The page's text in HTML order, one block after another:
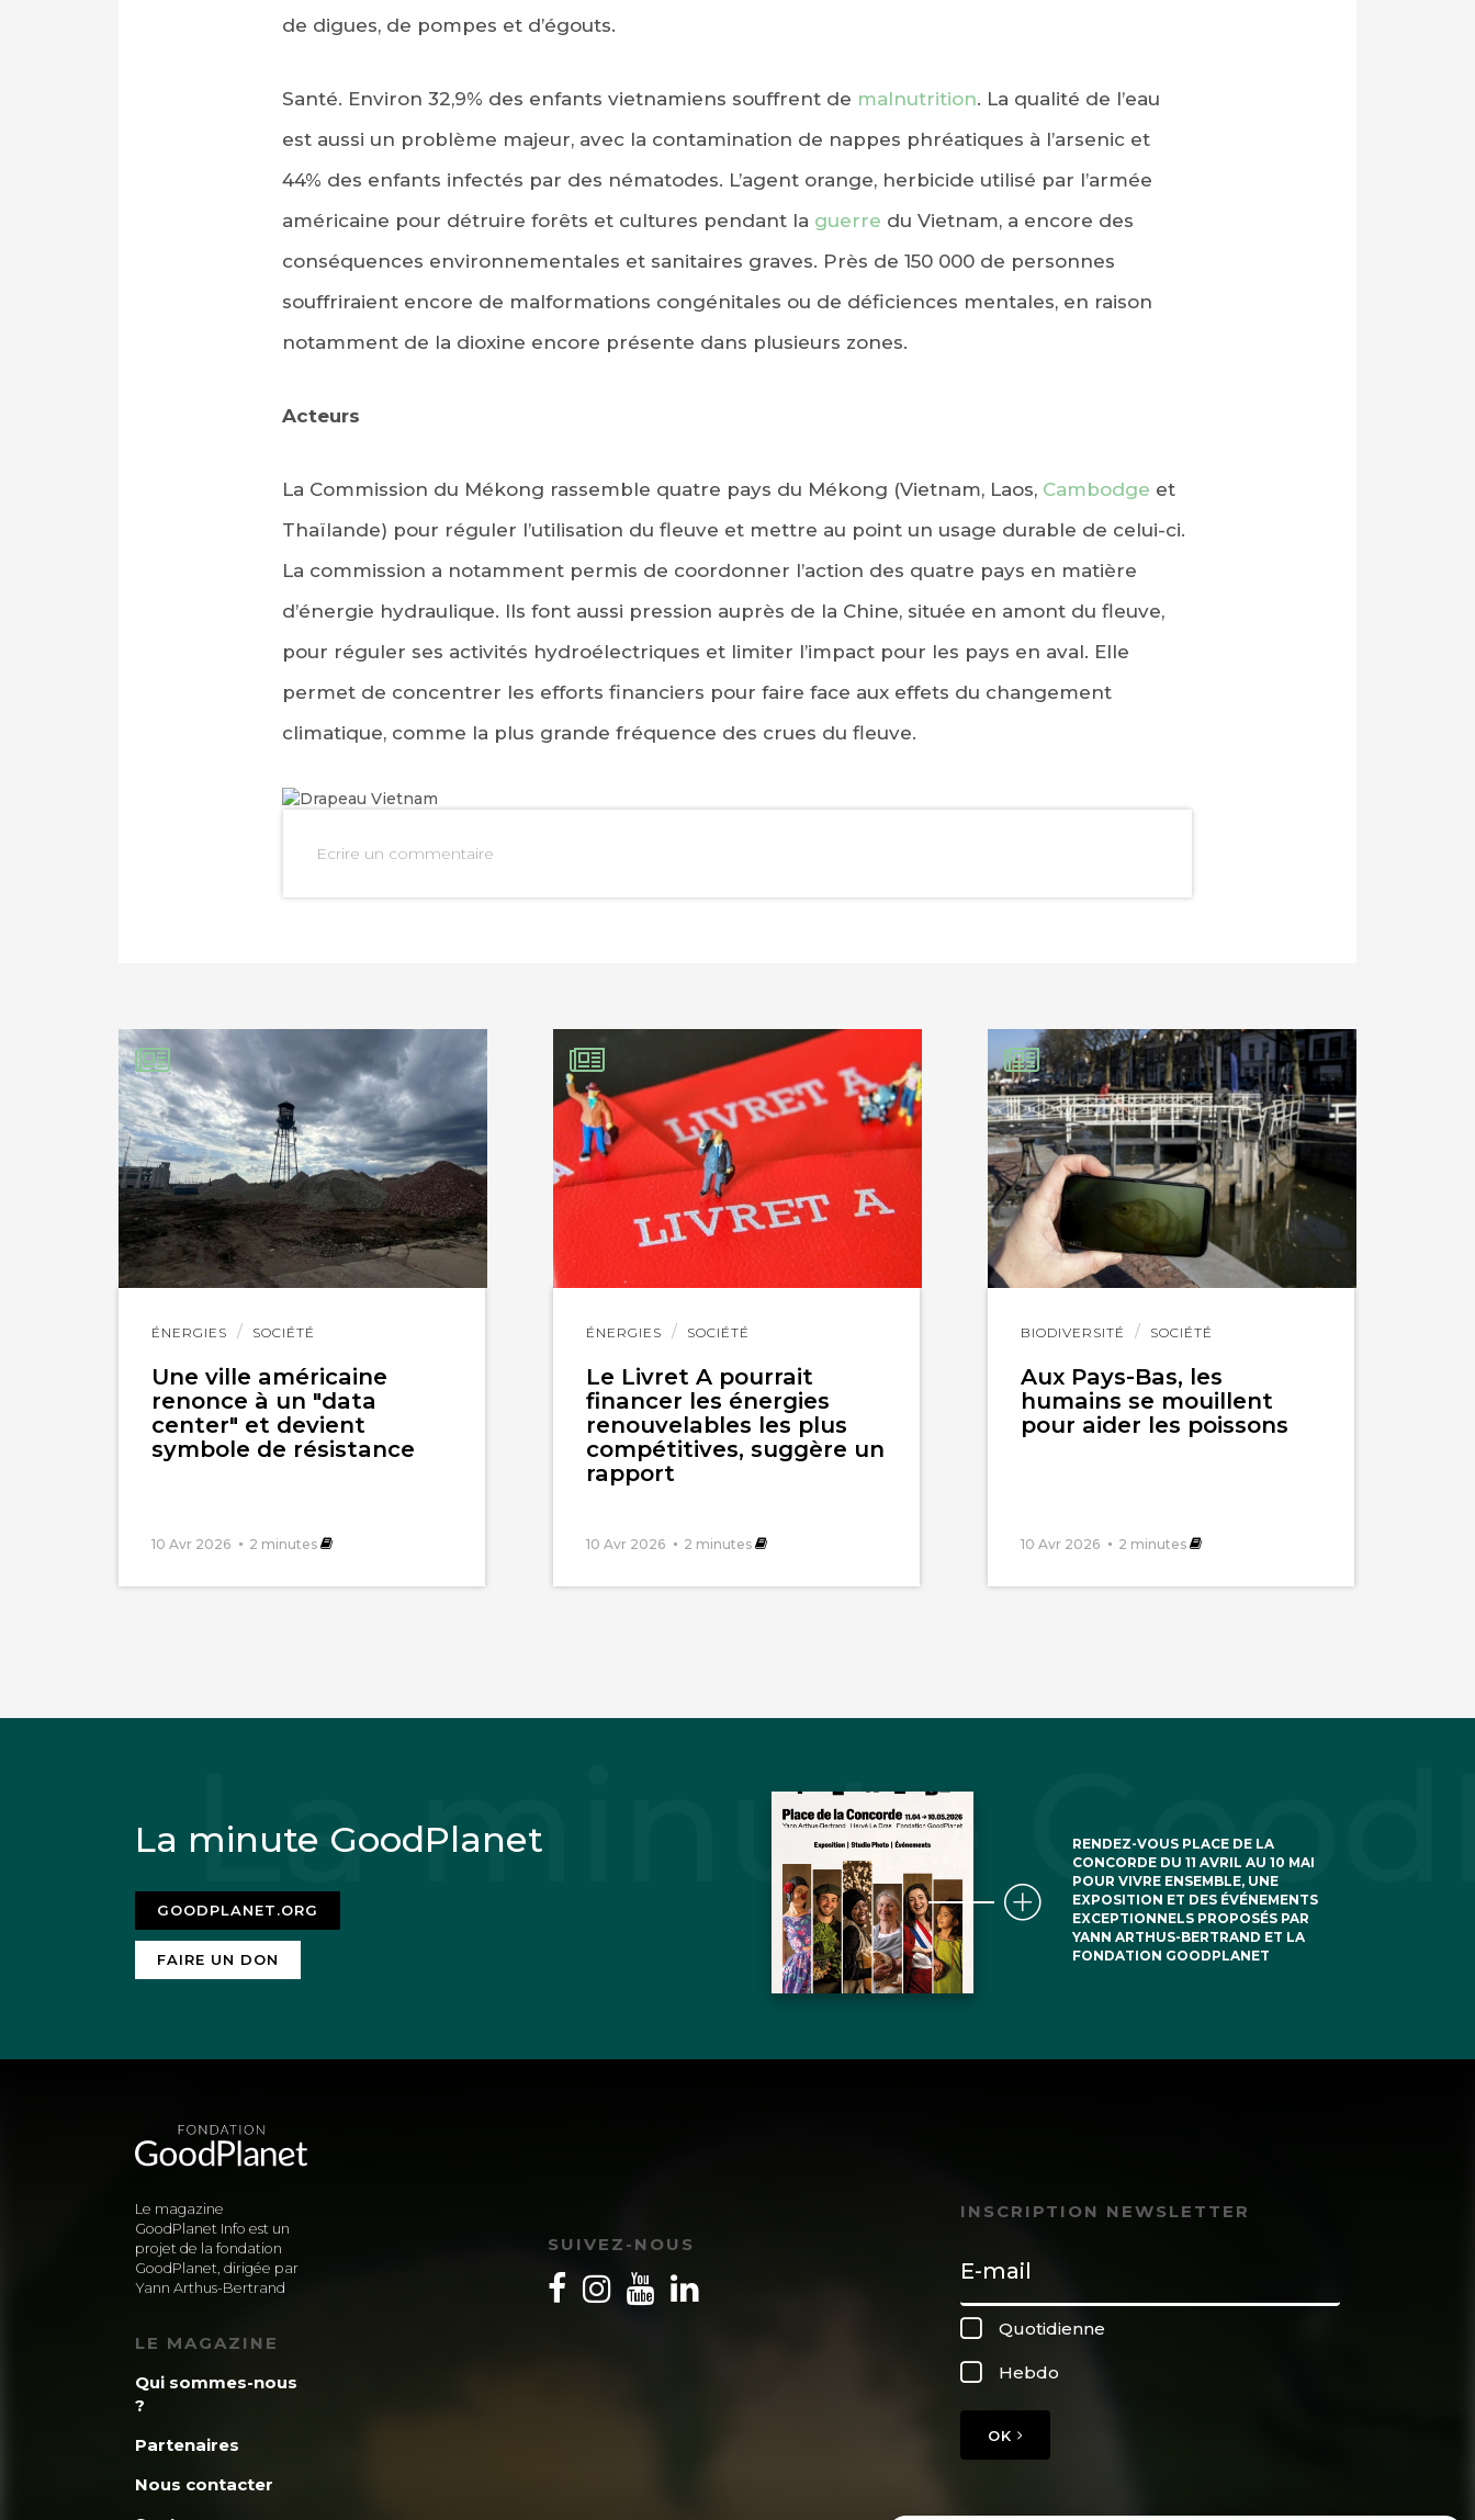
IMPRIMER
de digues, de pompes et d’égouts.
Santé. Environ 32,9% des enfants vietnamiens souffrent de malnutrition. La qualité de l’eau
est aussi un problème majeur, avec la contamination de nappes phréatiques à l’arsenic et
44% des enfants infectés par des nématodes. L’agent orange, herbicide utilisé par l’armée
américaine pour détruire forêts et cultures pendant la guerre du Vietnam, a encore des
conséquences environnementales et sanitaires graves. Près de 150 000 de personnes
souffriraient encore de malformations congénitales ou de déficiences mentales, en raison
notamment de la dioxine encore présente dans plusieurs zones.
Acteurs
La Commission du Mékong rassemble quatre pays du Mékong (Vietnam, Laos, Cambodge et
Thaïlande) pour réguler l’utilisation du fleuve et mettre au point un usage durable de celui-ci.
La commission a notamment permis de coordonner l’action des quatre pays en matière
d’énergie hydraulique. Ils font aussi pression auprès de la Chine, située en amont du fleuve,
pour réguler ses activités hydroélectriques et limiter l’impact pour les pays en aval. Elle
permet de concentrer les efforts financiers pour faire face aux effets du changement
climatique, comme la plus grande fréquence des crues du fleuve.
Ecrire un commentaire
ÉNERGIES SOCIÉTÉ
Une ville américaine
renonce à un "data
center" et devient
symbole de résistance
10 Avr 2026 2 minutes
Lire
ÉNERGIES SOCIÉTÉ
Le Livret A pourrait
financer les énergies
renouvelables les plus
compétitives, suggère un
rapport
10 Avr 2026 2 minutes
Lire
BIODIVERSITÉ SOCIÉTÉ
Aux Pays-Bas, les
humains se mouillent
pour aider les poissons
10 Avr 2026 2 minutes
Lire
La minute GoodPlanet
GOODPLANET.ORG
FAIRE UN DON
RENDEZ-VOUS PLACE DE LA
CONCORDE DU 11 AVRIL AU 10 MAI
POUR VIVRE ENSEMBLE, UNE
EXPOSITION ET DES ÉVÉNEMENTS
EXCEPTIONNELS PROPOSÉS PAR
YANN ARTHUS-BERTRAND ET LA
FONDATION GOODPLANET
Le magazine
GoodPlanet Info est un
projet de la fondation
GoodPlanet, dirigée par
Yann Arthus-Bertrand
LE MAGAZINE
Qui sommes-nous
?
Partenaires
Nous contacter
SUIVEZ-NOUS
INSCRIPTION NEWSLETTER
Quotidienne
Hebdo
OK